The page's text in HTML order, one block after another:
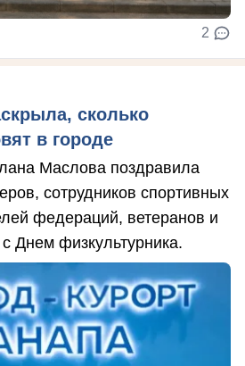
2
сколько
в городе
Маслова поздравила
сотрудников спортивных
федераций, ветеранов и
Днем физкультурника.